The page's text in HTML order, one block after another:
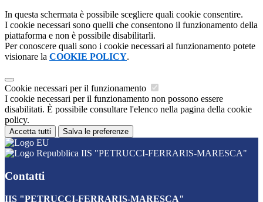
In questa schermata è possibile scegliere quali cookie consentire.
I cookie necessari sono quelli che consentono il funzionamento della
piattaforma e non è possibile disabilitarli.
Per conoscere quali sono i cookie necessari al funzionamento potete
visionare la COOKIE POLICY.
Cookie necessari per il funzionamento
I cookie necessari per il funzionamento non possono essere
disabilitati. È possibile consultare l'elenco nella pagina della cookie
policy.
Accetta tutti Salva le preferenze
IIS "PETRUCCI-FERRARIS-MARESCA"
Contatti
IIS "PETRUCCI-FERRARIS-MARESCA"